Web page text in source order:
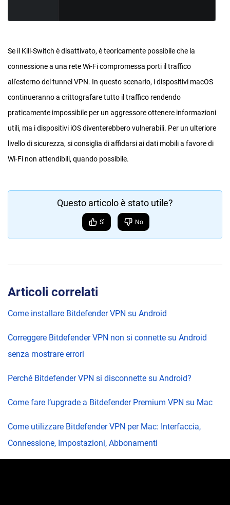
Se il Kill-Switch è disattivato, è teoricamente possibile che la
connessione a una rete Wi-Fi compromessa porti il traffico
all'esterno del tunnel VPN. In questo scenario, i dispositivi macOS
continueranno a crittografare tutto il traffico rendendo
praticamente impossibile per un aggressore ottenere informazioni
utili, ma i dispositivi iOS diventerebbero vulnerabili. Per un ulteriore
livello di sicurezza, si consiglia di affidarsi ai dati mobili a favore di
Wi-Fi non attendibili, quando possibile.
Questo articolo è stato utile?
Sì No
Articoli correlati
Come installare Bitdefender VPN su Android
Correggere Bitdefender VPN non si connette su Android
senza mostrare errori
Perché Bitdefender VPN si disconnette su Android?
Come fare l’upgrade a Bitdefender Premium VPN su Mac
Come utilizzare Bitdefender VPN per Mac: Interfaccia,
Connessione, Impostazioni, Abbonamenti